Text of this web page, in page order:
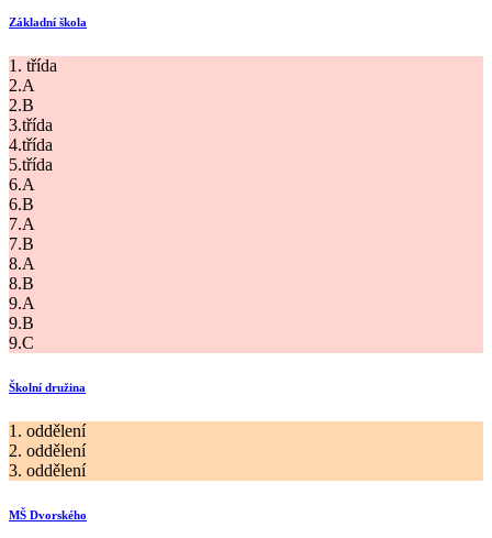
Základní škola
1. třída
2.A
2.B
3.třída
4.třída
5.třída
6.A
6.B
7.A
7.B
8.A
8.B
9.A
9.B
9.C
Školní družina
1. oddělení
2. oddělení
3. oddělení
MŠ Dvorského